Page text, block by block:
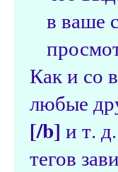
в ваше
Как и со
любые
[/b] и т.
тегов